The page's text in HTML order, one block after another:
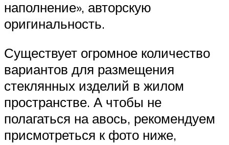
наполнение», авторскую
оригинальность.
Существует огромное количество
вариантов для размещения
стеклянных изделий в жилом
пространстве. А чтобы не
полагаться на авось, рекомендуем
присмотреться к фото ниже,